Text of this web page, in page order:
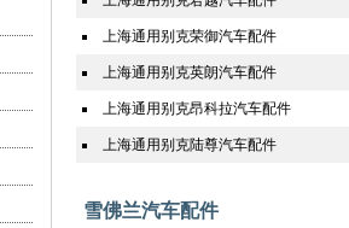
上海通用别克荣御汽车配件
上海通用别克英朗汽车配件
上海通用别克昂科拉汽车配件
上海通用别克陆尊汽车配件
雪佛兰汽车配件